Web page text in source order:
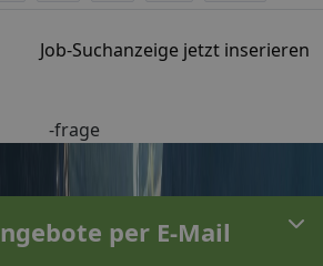
Job-Suchanzeige jetzt inserieren
-frage
per E-Mail